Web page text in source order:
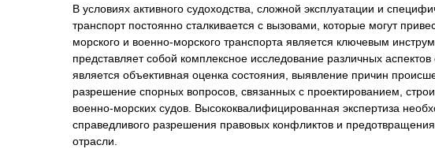
Для СМИ
Вакансии
Политика конфиденциальности
Видеотехническая экспертиза
Инженерно-техническая
Лингвистическая экспертиза
Оценочная экспертиза
Пожарно-техническая
Психиатрическая экспертиза
В условиях активного судоходства, сложной эксплуатации и
транспорт постоянно сталкивается с вызовами, которые могут
морского и военно-морского транспорта является ключевым
представляет собой комплексное исследование различных
является объективная оценка состояния, выявление причин
разрешение спорных вопросов, связанных с проектированием,
военно-морских судов. Высококвалифицированная экспертиза
справедливого разрешения правовых конфликтов и
отрасли.